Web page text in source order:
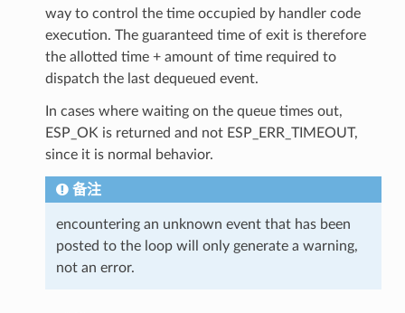
way to control the time occupied by handler code
execution. The guaranteed time of exit is therefore
the allotted time + amount of time required to
dispatch the last dequeued event.
In cases where waiting on the queue times out,
ESP_OK is returned and not ESP_ERR_TIMEOUT,
since it is normal behavior.
备注
encountering an unknown event that has been
posted to the loop will only generate a warning,
not an error.